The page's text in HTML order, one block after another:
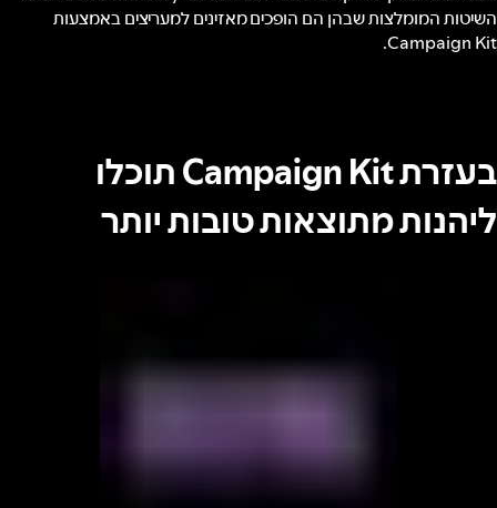
השיטות המומלצות שבהן הם הופכים מאזינים למעריצים באמצעות
Campaign Kit.
בעזרת Campaign Kit תוכלו
ליהנות מתוצאות טובות יותר